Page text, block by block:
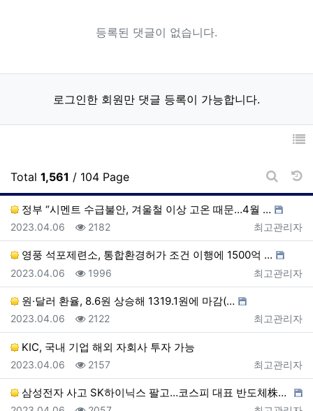
등록된 댓글이 없습니다.
로그인한 회원만 댓글 등록이 가능합니다.
Total 1,561 / 104 Page
게시판
정부 “시멘트 수급불안, 겨울철 이상 고온 때문…4월 …
등록자
최고관리자
등록일
2023.04.06 조회
2182
영풍 석포제련소, 통합환경허가 조건 이행에 1500억 …
등록자
최고관리자
등록일
2023.04.06 조회
1996
원·달러 환율, 8.6원 상승해 1319.1원에 마감(…
등록자
최고관리자
등록일
2023.04.06 조회
2122
KIC, 국내 기업 해외 자회사 투자 가능
등록자
최고관리자
등록일
2023.04.06 조회
2157
삼성전자 사고 SK하이닉스 팔고…코스피 대표 반도체株의…